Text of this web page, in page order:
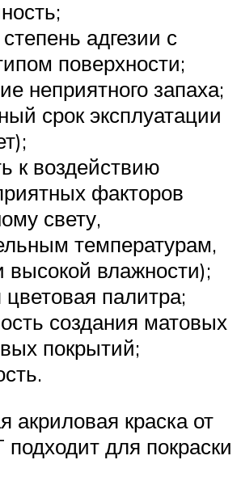
адгезии с
поверхности;
неприятного запаха;
срок эксплуатации
к воздействию
факторов
свету,
температурам,
высокой влажности);
палитра;
создания матовых
покрытий;
акриловая краска от
для покраски